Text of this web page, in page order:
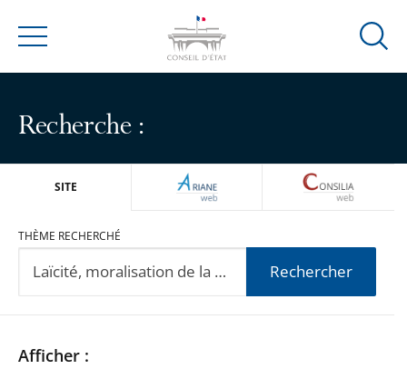
Menu
Ouvrir
Recherche :
SITE ARIANEWEB
THÈME RECHERCHÉ
Rechercher
Passer
Passer
Afficher :